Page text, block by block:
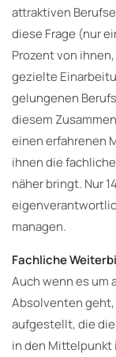
attraktiven
diese Frage (nur
Prozent von
gezielte
gelungenen
diesem
einen erfahrenen
ihnen die
näher bringt. Nur
managen.
Fachliche
Auch wenn es um
Absolventen
aufgestellt, die
in den Mittelpunkt